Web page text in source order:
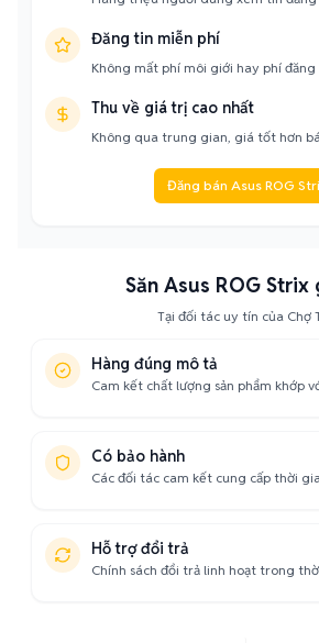
Đăng tin miễn phí
Không mất phí môi giới hay phí đăng
Thu về giá trị cao nhất
Không qua trung gian, giá tốt hơn
Đăng bán Asus ROG
Săn Asus ROG Strix
Tại đối tác uy tín của Chợ
Hàng đúng mô tả
Cam kết chất lượng sản phẩm khớp
Có bảo hành
Các đối tác cam kết cung cấp thời
Hỗ trợ đổi trả
Chính sách đổi trả linh hoạt trong